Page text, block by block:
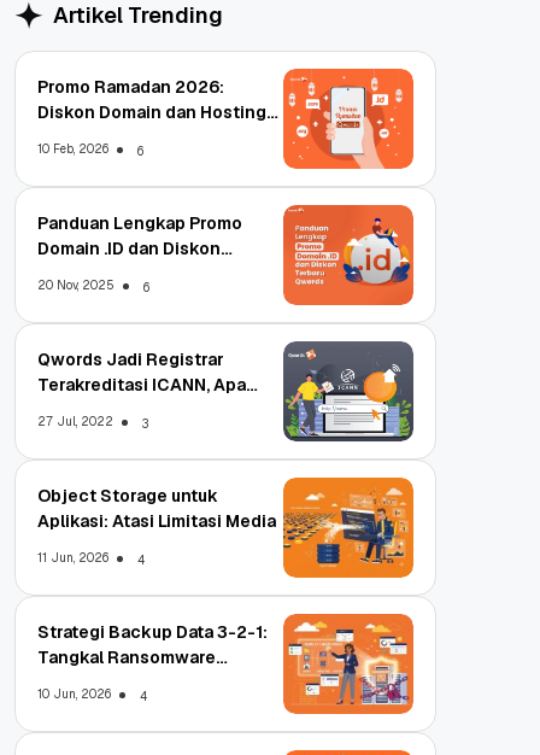
Artikel Trending
Promo Ramadan 2026:
Diskon Domain dan Hosting
10 Feb, 2026 6
Panduan Lengkap Promo
Domain .ID dan Diskon
20 Nov, 2025 6
Qwords Jadi Registrar
Terakreditasi ICANN, Apa
27 Jul, 2022 3
Object Storage untuk
Aplikasi: Atasi Limitasi Media
11 Jun, 2026 4
Strategi Backup Data 3-2-1:
Tangkal Ransomware
10 Jun, 2026 4